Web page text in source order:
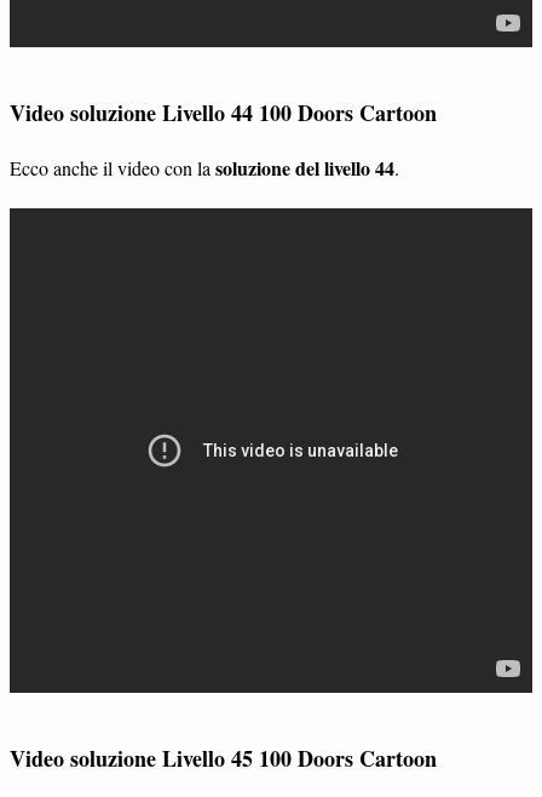
Video soluzione Livello 44 100 Doors Cartoon
Ecco anche il video con la soluzione del livello 44.
Video soluzione Livello 45 100 Doors Cartoon